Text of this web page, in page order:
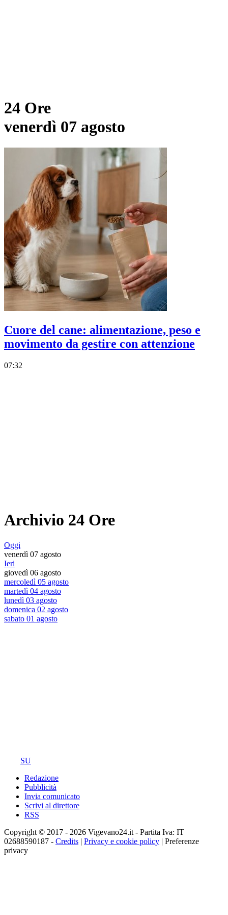
24 Ore
venerdì 07 agosto
Cuore del cane: alimentazione, peso e
movimento da gestire con attenzione
07:32
Archivio 24 Ore
Oggi
venerdì 07 agosto
Ieri
giovedì 06 agosto
mercoledì 05 agosto
martedì 04 agosto
lunedì 03 agosto
domenica 02 agosto
sabato 01 agosto
SU
Redazione
Pubblicità
Invia comunicato
Scrivi al direttore
RSS
Copyright © 2017 - 2026 Vigevano24.it - Partita Iva: IT
02688590187 - Credits | Privacy e cookie policy | Preferenze
privacy